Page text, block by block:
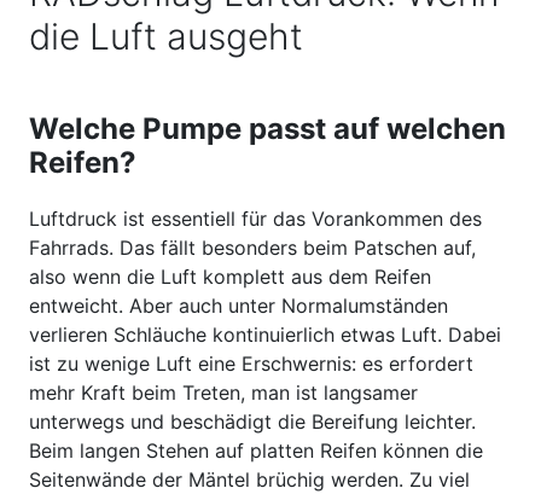
die Luft ausgeht
Welche Pumpe passt auf welchen
Reifen?
Luftdruck ist essentiell für das Vorankommen des
Fahrrads. Das fällt besonders beim Patschen auf,
also wenn die Luft komplett aus dem Reifen
entweicht. Aber auch unter Normalumständen
verlieren Schläuche kontinuierlich etwas Luft. Dabei
ist zu wenige Luft eine Erschwernis: es erfordert
mehr Kraft beim Treten, man ist langsamer
unterwegs und beschädigt die Bereifung leichter.
Beim langen Stehen auf platten Reifen können die
Seitenwände der Mäntel brüchig werden. Zu viel